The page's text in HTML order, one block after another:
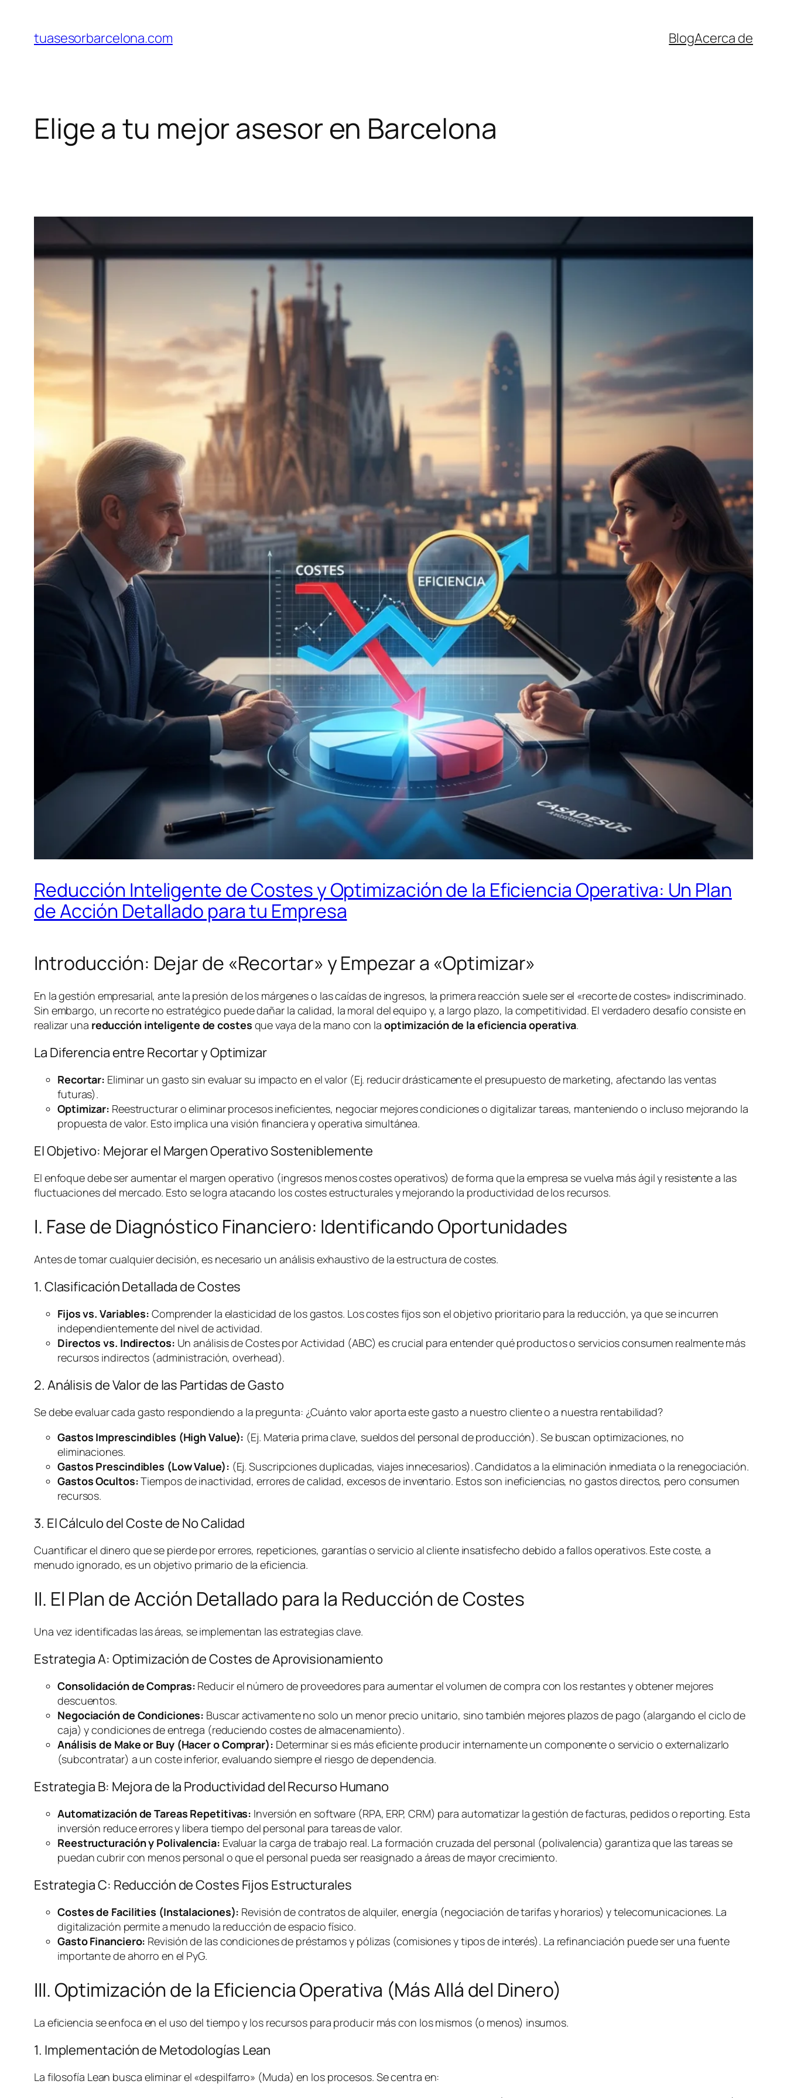
contenido
tuasesorbarcelona.com BlogAcerca de
Elige a tu mejor asesor en Barcelona
Reducción Inteligente de Costes y Optimización de la Eficiencia Operativa: Un Plan
de Acción Detallado para tu Empresa
Introducción: Dejar de «Recortar» y Empezar a «Optimizar»
En la gestión empresarial, ante la presión de los márgenes o las caídas de ingresos, la primera reacción suele ser el «recorte de costes» indiscriminado.
Sin embargo, un recorte no estratégico puede dañar la calidad, la moral del equipo y, a largo plazo, la competitividad. El verdadero desafío consiste en
realizar una reducción inteligente de costes que vaya de la mano con la optimización de la eficiencia operativa.
La Diferencia entre Recortar y Optimizar
Recortar: Eliminar un gasto sin evaluar su impacto en el valor (Ej. reducir drásticamente el presupuesto de marketing, afectando las ventas
futuras).
Optimizar: Reestructurar o eliminar procesos ineficientes, negociar mejores condiciones o digitalizar tareas, manteniendo o incluso mejorando la
propuesta de valor. Esto implica una visión financiera y operativa simultánea.
El Objetivo: Mejorar el Margen Operativo Sosteniblemente
El enfoque debe ser aumentar el margen operativo (ingresos menos costes operativos) de forma que la empresa se vuelva más ágil y resistente a las
fluctuaciones del mercado. Esto se logra atacando los costes estructurales y mejorando la productividad de los recursos.
I. Fase de Diagnóstico Financiero: Identificando Oportunidades
Antes de tomar cualquier decisión, es necesario un análisis exhaustivo de la estructura de costes.
1. Clasificación Detallada de Costes
Fijos vs. Variables: Comprender la elasticidad de los gastos. Los costes fijos son el objetivo prioritario para la reducción, ya que se incurren
independientemente del nivel de actividad.
Directos vs. Indirectos: Un análisis de Costes por Actividad (ABC) es crucial para entender qué productos o servicios consumen realmente más
recursos indirectos (administración,overhead).
2. Análisis de Valor de las Partidas de Gasto
Se debe evaluar cada gasto respondiendo a la pregunta: ¿Cuánto valor aporta este gasto a nuestro cliente o a nuestra rentabilidad?
Gastos Imprescindibles (High Value): (Ej. Materia prima clave, sueldos del personal de producción). Se buscan optimizaciones, no
eliminaciones.
Gastos Prescindibles (Low Value): (Ej. Suscripciones duplicadas, viajes innecesarios). Candidatos a la eliminación inmediata o la renegociación.
Gastos Ocultos:Tiempos de inactividad, errores de calidad, excesos de inventario. Estos son ineficiencias, no gastos directos, pero consumen
recursos.
3. El Cálculo del Coste de No Calidad
Cuantificar el dinero que se pierde por errores, repeticiones, garantías o servicio al cliente insatisfecho debido a fallos operativos. Este coste, a
menudo ignorado, es un objetivo primario de la eficiencia.
II. El Plan de Acción Detallado para la Reducción de Costes
Una vez identificadas las áreas, se implementan las estrategias clave.
Estrategia A: Optimización de Costes de Aprovisionamiento
Consolidación de Compras: Reducir el número de proveedores para aumentar el volumen de compra con los restantes y obtener mejores
descuentos.
Negociación de Condiciones: Buscar activamente no solo un menor precio unitario, sino también mejores plazos de pago (alargando el ciclo de
caja) y condiciones de entrega (reduciendo costes de almacenamiento).
Análisis de Make or Buy(Hacer o Comprar): Determinar si es más eficiente producir internamente un componente o servicio o externalizarlo
(subcontratar) a un coste inferior, evaluando siempre el riesgo de dependencia.
Estrategia B: Mejora de la Productividad del Recurso Humano
Automatización de Tareas Repetitivas: Inversión en software (RPA, ERP, CRM) para automatizar la gestión de facturas, pedidos o reporting. Esta
inversión reduce errores y libera tiempo del personal para tareas de valor.
Reestructuración y Polivalencia: Evaluar la carga de trabajo real. La formación cruzada del personal (polivalencia) garantiza que las tareas se
puedan cubrir con menos personal o que el personal pueda ser reasignado a áreas de mayor crecimiento.
Estrategia C: Reducción de Costes Fijos Estructurales
Costes de Facilities (Instalaciones): Revisión de contratos de alquiler, energía (negociación de tarifas y horarios) y telecomunicaciones. La
digitalización permite a menudo la reducción de espacio físico.
Gasto Financiero: Revisión de las condiciones de préstamos y pólizas (comisiones y tipos de interés). La refinanciación puede ser una fuente
importante de ahorro en el PyG.
III. Optimización de la Eficiencia Operativa (Más Allá del Dinero)
La eficiencia se enfoca en el uso del tiempo y los recursos para producir más con los mismos (o menos) insumos.
1. Implementación de Metodologías Lean
La filosofía Lean busca eliminar el «despilfarro» (Muda) en los procesos. Se centra en: